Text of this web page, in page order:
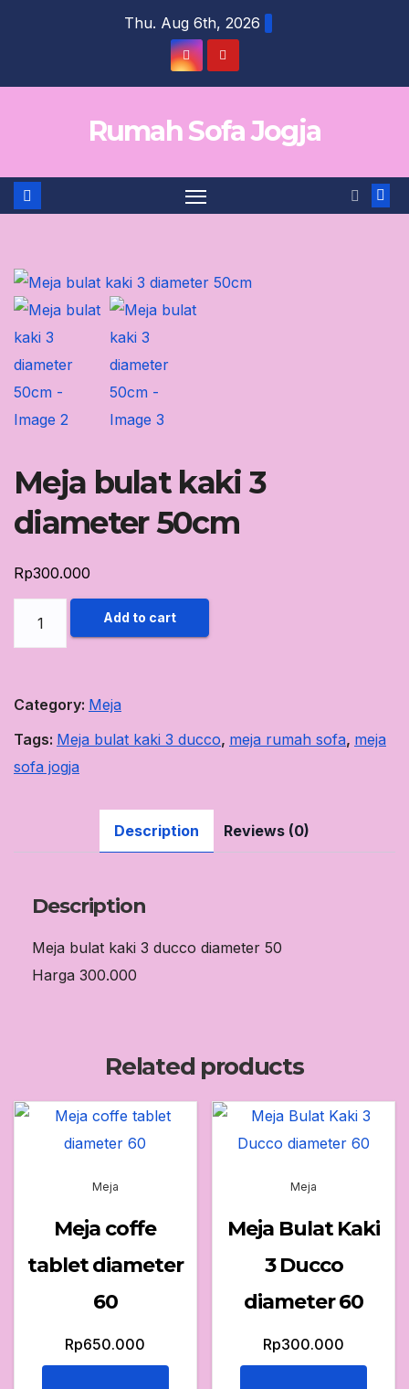
Thu. Aug 6th, 2026
Rumah Sofa Jogja
Meja bulat kaki 3
diameter 50cm
Rp300.000
50cm
quantity
Add to cart
Category: Meja
Tags: Meja bulat kaki 3 ducco, meja rumah sofa, meja
sofa jogja
Description Reviews (0)
Description
Meja bulat kaki 3 ducco diameter 50
Harga 300.000
Related products
Meja
Meja coffe
tablet diameter
60
Rp650.000
Meja
Meja Bulat Kaki
3 Ducco
diameter 60
Rp300.000